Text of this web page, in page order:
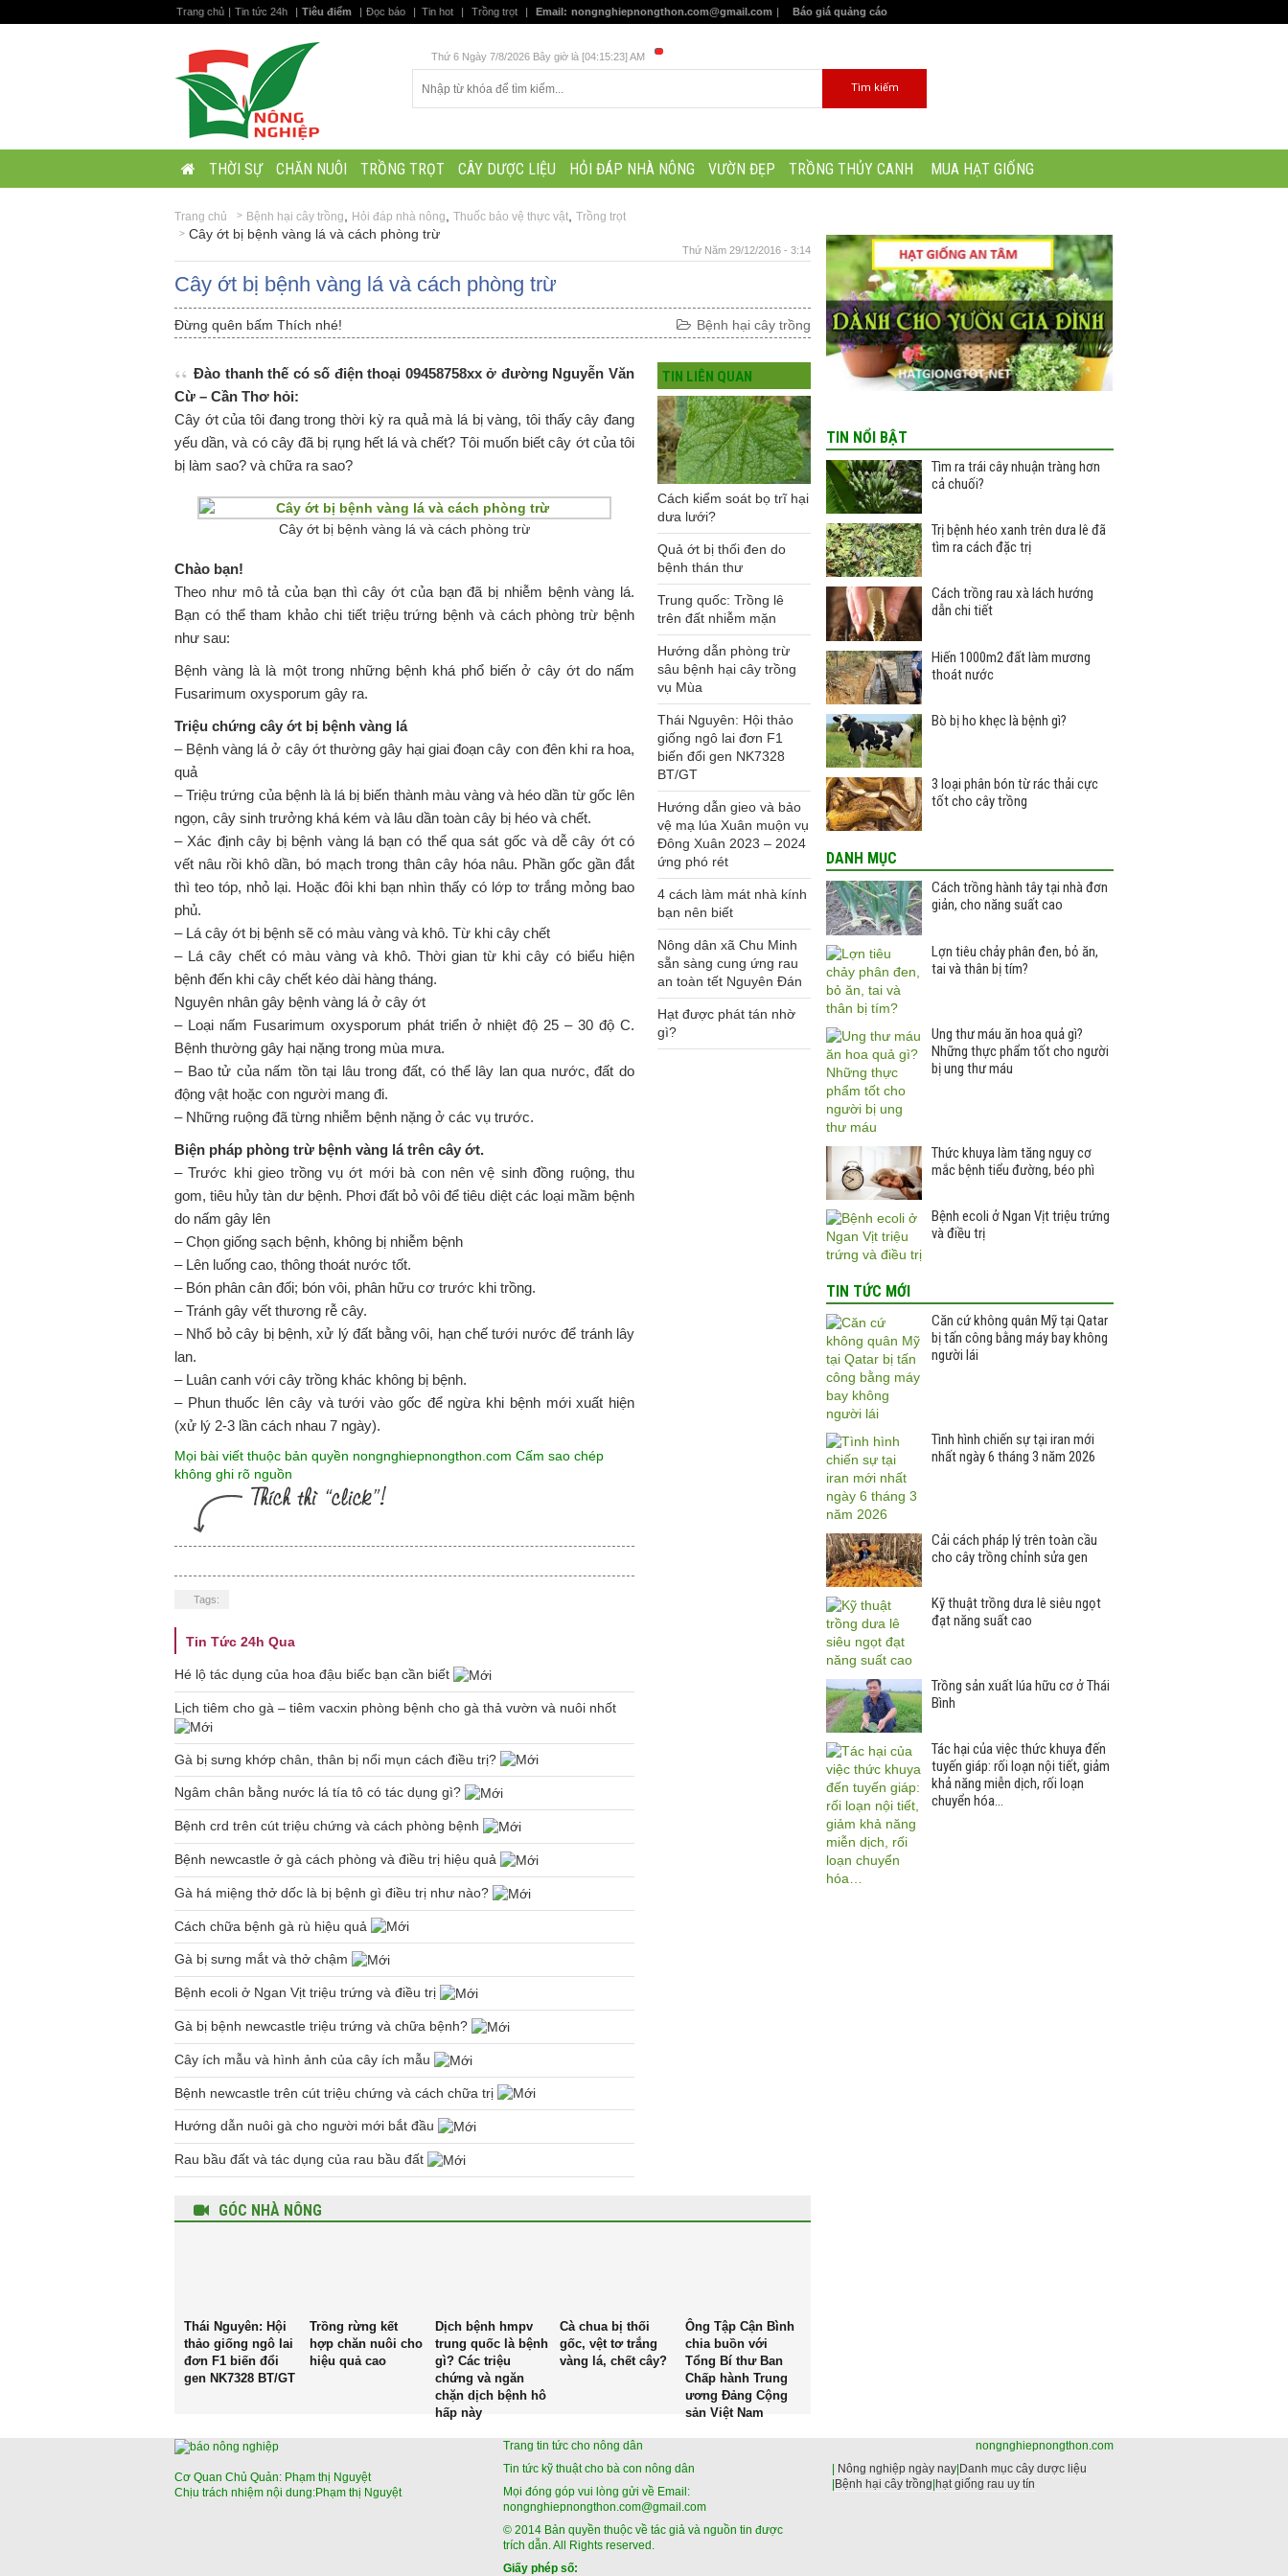
Trang chủ | Tin tức 24h | Tiêu điểm | Đọc báo | Tin hot | Trồng trọt | Email: nongnghiepnongthon.com@gmail.com | Báo giá quảng cáo
Thứ 6 Ngày 7/8/2026 Bây giờ là [04:15:24] AM
THỜI SỰ CHĂN NUÔI TRỒNG TRỌT CÂY DƯỢC LIỆU HỎI ĐÁP NHÀ NÔNG VƯỜN ĐẸP TRỒNG THỦY CANH MUA HẠT GIỐNG
Trang chủ Bệnh hại cây trồng Hỏi đáp nhà nông Thuốc bảo vệ thực vật Trồng trọt
Cây ớt bị bệnh vàng lá và cách phòng trừ
Thứ Năm 29/12/2016 - 3:14
Cây ớt bị bệnh vàng lá và cách phòng trừ
Đừng quên bấm Thích nhé! Bệnh hại cây trồng
Đào thanh thế có số điện thoại 09458758xx ở đường Nguyễn Văn
Cừ – Cần Thơ hỏi:
Cây ớt của tôi đang trong thời kỳ ra quả mà lá bị vàng, tôi thấy cây đang
yếu dần, và có cây đã bị rụng hết lá và chết? Tôi muốn biết cây ớt của tôi
bị làm sao? và chữa ra sao?
Cây ớt bị bệnh vàng lá và cách phòng trừ
Chào bạn!
Theo như mô tả của bạn thì cây ớt của bạn đã bị nhiễm bệnh vàng lá.
Bạn có thể tham khảo chi tiết triệu trứng bệnh và cách phòng trừ bệnh
như sau:
Bệnh vàng là là một trong những bệnh khá phổ biến ở cây ớt do nấm
Fusarimum oxysporum gây ra.
Triệu chứng cây ớt bị bệnh vàng lá
– Bệnh vàng lá ở cây ớt thường gây hại giai đoạn cây con đên khi ra hoa,
quả
– Triệu trứng của bệnh là lá bị biến thành màu vàng và héo dần từ gốc lên
ngọn, cây sinh trưởng khá kém và lâu dần toàn cây bị héo và chết.
– Xác định cây bị bệnh vàng lá bạn có thể qua sát gốc và dễ cây ớt có
vết nâu rồi khô dần, bó mạch trong thân cây hóa nâu. Phần gốc gần đắt
thì teo tóp, nhỏ lại. Hoặc đôi khi bạn nhìn thấy có lớp tơ trắng mỏng bao
phủ.
– Lá cây ớt bị bệnh sẽ có màu vàng và khô. Từ khi cây chết
– Lá cây chết có màu vàng và khô. Thời gian từ khi cây có biểu hiện
bệnh đến khi cây chết kéo dài hàng tháng.
Nguyên nhân gây bệnh vàng lá ở cây ớt
– Loại nấm Fusarimum oxysporum phát triển ở nhiệt độ 25 – 30 độ C.
Bệnh thường gây hại nặng trong mùa mưa.
– Bao tử của nấm tồn tại lâu trong đất, có thể lây lan qua nước, đất do
động vật hoặc con người mang đi.
– Những ruộng đã từng nhiễm bệnh nặng ở các vụ trước.
Biện pháp phòng trừ bệnh vàng lá trên cây ớt.
– Trước khi gieo trồng vụ ớt mới bà con nên vệ sinh đồng ruộng, thu
gom, tiêu hủy tàn dư bệnh. Phơi đất bỏ vôi để tiêu diệt các loại mầm bệnh
do nấm gây lên
– Chọn giống sạch bệnh, không bị nhiễm bệnh
– Lên luống cao, thông thoát nước tốt.
– Bón phân cân đối; bón vôi, phân hữu cơ trước khi trồng.
– Tránh gây vết thương rễ cây.
– Nhổ bỏ cây bị bệnh, xử lý đất bằng vôi, hạn chế tưới nước để tránh lây
lan.
– Luân canh với cây trồng khác không bị bệnh.
– Phun thuốc lên cây và tưới vào gốc để ngừa khi bệnh mới xuất hiện
(xử lý 2-3 lần cách nhau 7 ngày).
Mọi bài viết thuộc bản quyền nongnghiepnongthon.com Cấm sao chép
không ghi rõ nguồn
Tags:
Tin Tức 24h Qua
Hé lộ tác dụng của hoa đậu biếc bạn cần biết
Lịch tiêm cho gà – tiêm vacxin phòng bệnh cho gà thả vườn và nuôi nhốt
Gà bị sưng khớp chân, thân bị nổi mụn cách điều trị?
Ngâm chân bằng nước lá tía tô có tác dụng gì?
Bệnh crd trên cút triệu chứng và cách phòng bệnh
Bệnh newcastle ở gà cách phòng và điều trị hiệu quả
Gà há miệng thở dốc là bị bệnh gì điều trị như nào?
Cách chữa bệnh gà rù hiệu quả
Gà bị sưng mắt và thở chậm
Bệnh ecoli ở Ngan Vịt triệu trứng và điều trị
Gà bị bệnh newcastle triệu trứng và chữa bệnh?
Cây ích mẫu và hình ảnh của cây ích mẫu
Bệnh newcastle trên cút triệu chứng và cách chữa trị
Hướng dẫn nuôi gà cho người mới bắt đầu
Rau bầu đất và tác dụng của rau bầu đất
TIN LIÊN QUAN
Cách kiểm soát bọ trĩ hại
dưa lưới?
Quả ớt bị thối đen do
bệnh thán thư
Trung quốc: Trồng lê
trên đất nhiễm mặn
Hướng dẫn phòng trừ
sâu bệnh hại cây trồng
vụ Mùa
Thái Nguyên: Hội thảo
giống ngô lai đơn F1
biến đổi gen NK7328
BT/GT
Hướng dẫn gieo và bảo
vệ mạ lúa Xuân muộn vụ
Đông Xuân 2023 – 2024
ứng phó rét
4 cách làm mát nhà kính
bạn nên biết
Nông dân xã Chu Minh
sẵn sàng cung ứng rau
an toàn tết Nguyên Đán
Hạt được phát tán nhờ
gì?
GÓC NHÀ NÔNG
Thái Nguyên: Hội
thảo giống ngô lai
đơn F1 biến đổi
gen NK7328 BT/GT
Trồng rừng kết
hợp chăn nuôi cho
hiệu quả cao
Dịch bệnh hmpv
trung quốc là bệnh
gì? Các triệu
chứng và ngăn
chặn dịch bệnh hô
hấp này
Cà chua bị thối
gốc, vệt tơ trắng
vàng lá, chết cây?
Ông Tập Cận Bình
chia buồn với
Tổng Bí thư Ban
Chấp hành Trung
ương Đảng Cộng
sản Việt Nam
TIN NỔI BẬT
Tìm ra trái cây nhuận tràng hơn
cả chuối?
Trị bệnh héo xanh trên dưa lê đã
tìm ra cách đặc trị
Cách trồng rau xà lách hướng
dẫn chi tiết
Hiến 1000m2 đất làm mương
thoát nước
Bò bị ho khẹc là bệnh gì?
3 loại phân bón từ rác thải cực
tốt cho cây trồng
DANH MỤC
Cách trồng hành tây tại nhà đơn
giản, cho năng suất cao
Lợn tiêu chảy phân đen, bỏ ăn,
tai và thân bị tím?
Ung thư máu ăn hoa quả gì?
Những thực phẩm tốt cho người
bị ung thư máu
Thức khuya làm tăng nguy cơ
mắc bệnh tiểu đường, béo phì
Bệnh ecoli ở Ngan Vịt triệu trứng
và điều trị
TIN TỨC MỚI
Căn cứ không quân Mỹ tại Qatar
bị tấn công bằng máy bay không
người lái
Tình hình chiến sự tại iran mới
nhất ngày 6 tháng 3 năm 2026
Cải cách pháp lý trên toàn cầu
cho cây trồng chỉnh sửa gen
Kỹ thuật trồng dưa lê siêu ngọt
đạt năng suất cao
Trồng sản xuất lúa hữu cơ ở Thái
Bình
Tác hại của việc thức khuya đến
tuyến giáp: rối loạn nội tiết, giảm
khả năng miễn dịch, rối loạn
chuyển hóa…
Cơ Quan Chủ Quản: Phạm thị Nguyệt
Chịu trách nhiệm nội dung:Phạm thị Nguyệt
Trang tin tức cho nông dân
Tin tức kỹ thuật cho bà con nông dân
Mọi đóng góp vui lòng gửi về Email:
nongnghiepnongthon.com@gmail.com
© 2014 Bản quyền thuộc về tác giả và nguồn tin được
trích dẫn. All Rights reserved.
Giấy phép số:
nongnghiepnongthon.com
Nông nghiệp ngày nay Danh mục cây dược liệu
Bệnh hại cây trồng hạt giống rau uy tín